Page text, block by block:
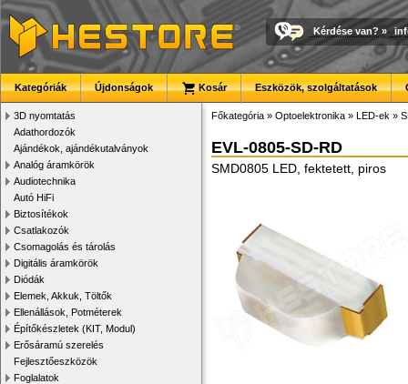
Kérdése van? »
Kategóriák Újdonságok Kosár Eszközök, szolgáltatások
3D nyomtatás
Adathordozók
Ajándékok, ajándékutalványok
Analóg áramkörök
Audiotechnika
Autó HiFi
Biztosítékok
Csatlakozók
Csomagolás és tárolás
Digitális áramkörök
Diódák
Elemek, Akkuk, Töltők
Ellenállások, Potméterek
Építőkészletek (KIT, Modul)
Erősáramú szerelés
Fejlesztőeszközök
Foglalatok
Főkategória » Optoelektronika » LED-ek »
EVL-0805-SD-RD
SMD0805 LED, fektetett, piros